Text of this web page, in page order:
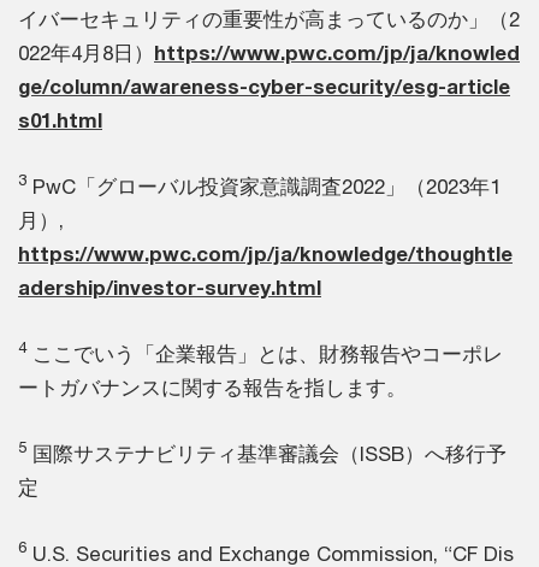
イバーセキュリティの重要性が高まっているのか」（2
022年4月8日） https://www.pwc.com/jp/ja/knowled
ge/column/awareness-cyber-security/esg-article
s01.html
3 PwC「グローバル投資家意識調査2022」（2023年1
月）,
https://www.pwc.com/jp/ja/knowledge/thoughtle
adership/investor-survey.html
4ここでいう「企業報告」とは、財務報告やコーポレ
ートガバナンスに関する報告を指します。
5 国際サステナビリティ基準審議会（ISSB）へ移行予
定
6 U.S. Securities and Exchange Commission, “CF Dis